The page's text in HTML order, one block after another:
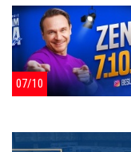
07/10